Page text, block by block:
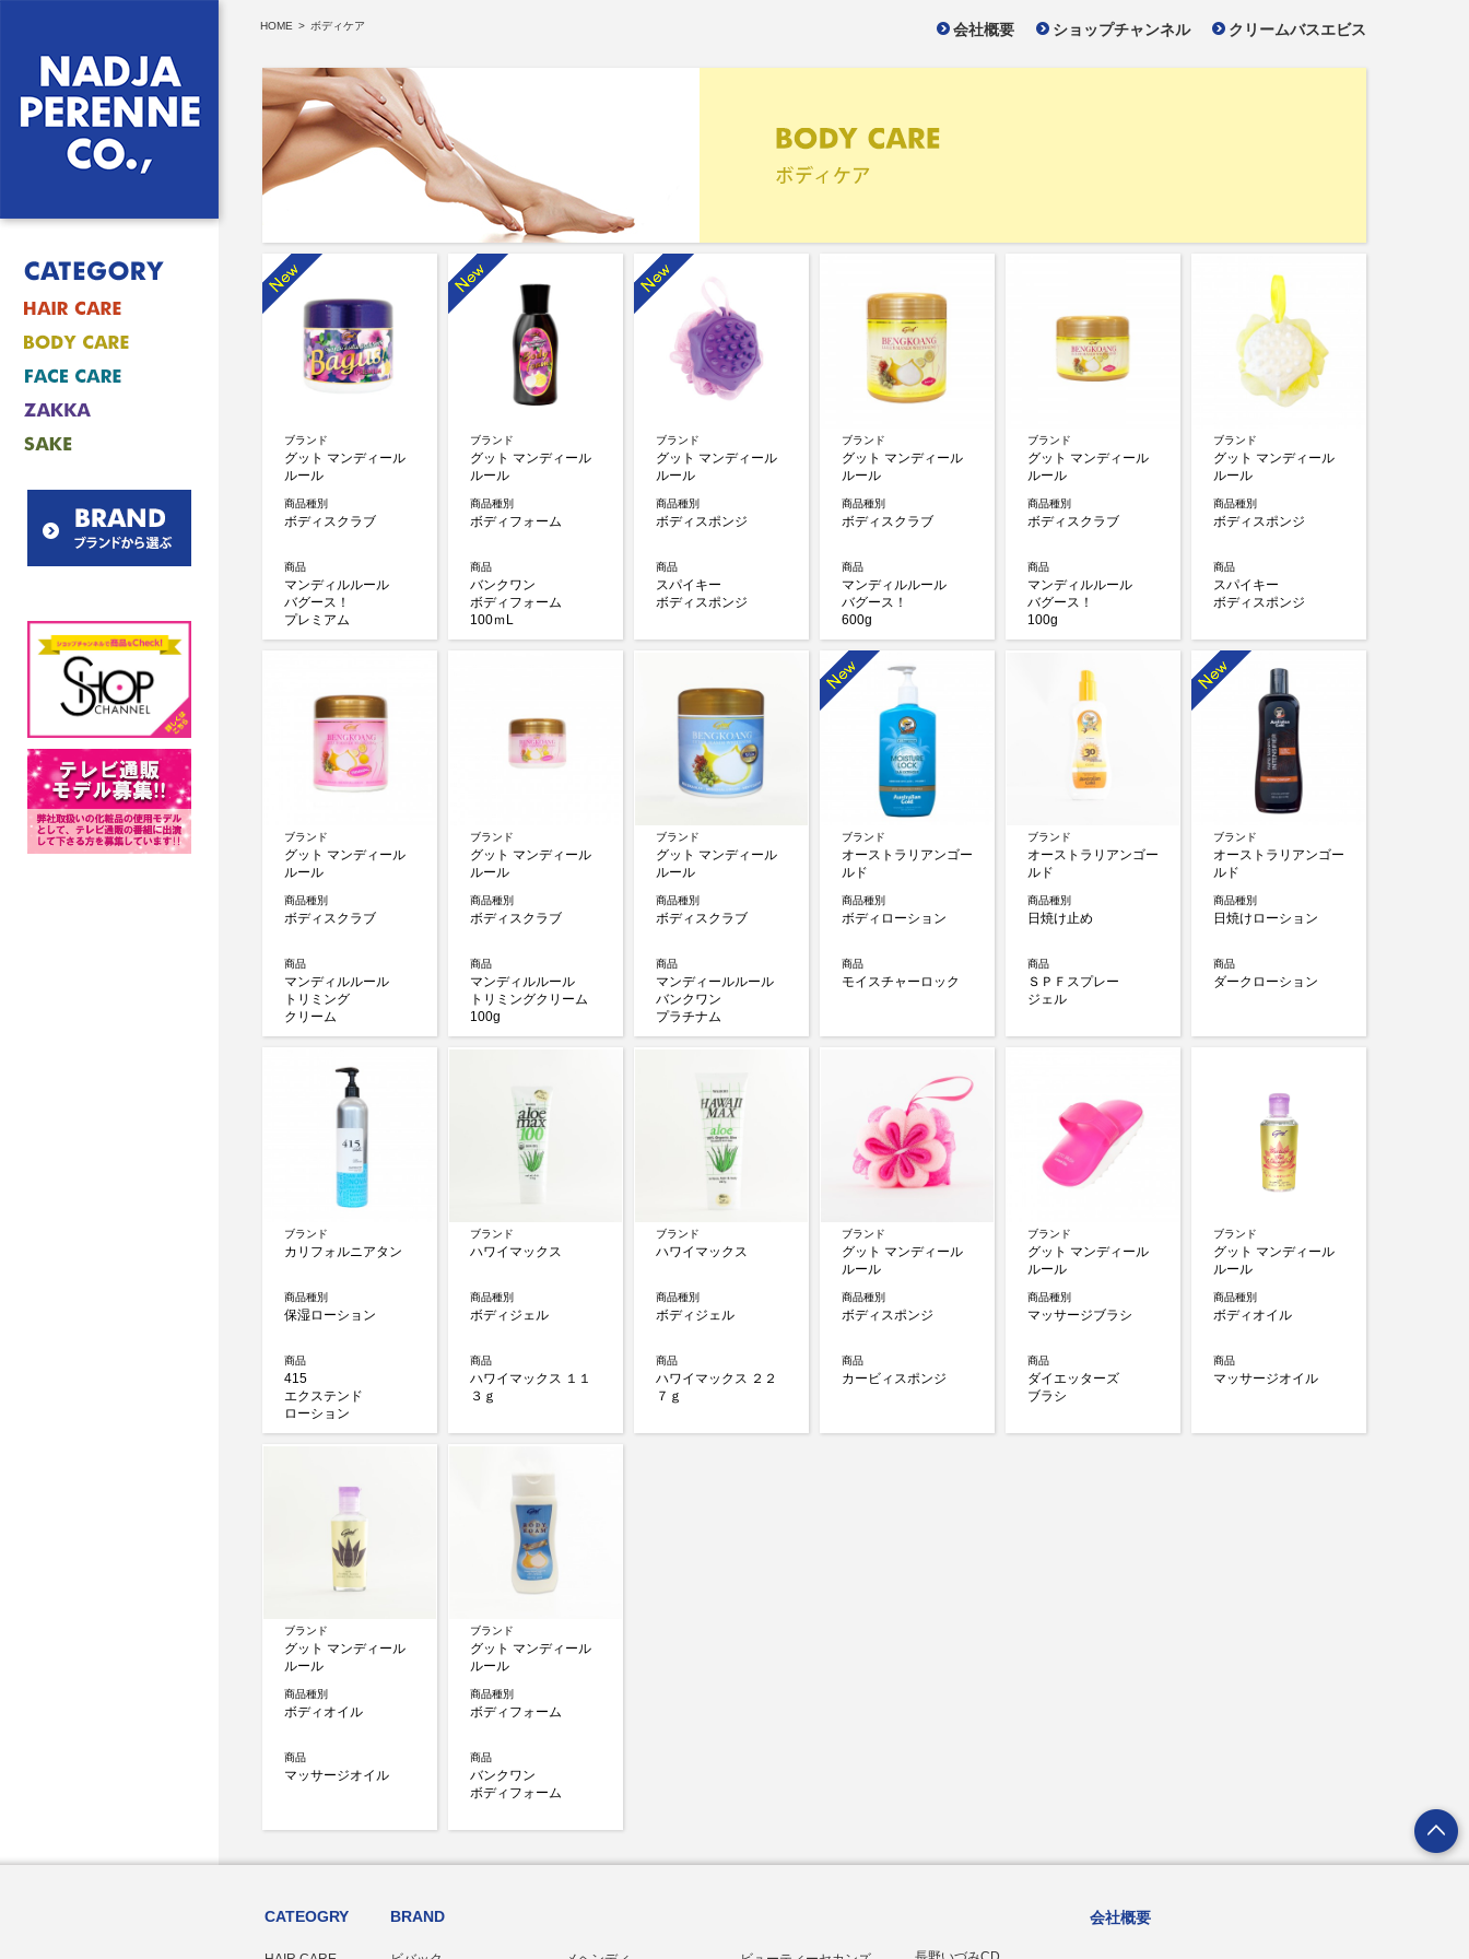
会社概要 ショップチャンネル クリームバスエビス
HOME > ボディケア
ブランド
グット マンディール
ルール
商品種別
ボディスクラブ
商品
マンディルルール
バグース！
プレミアム
ブランド
グット マンディール
ルール
商品種別
ボディフォーム
商品
バンクワン
ボディフォーム
100ｍL
ブランド
グット マンディール
ルール
商品種別
ボディスポンジ
商品
スパイキー
ボディスポンジ
ブランド
グット マンディール
ルール
商品種別
ボディスクラブ
商品
マンディルルール
バグース！
600g
ブランド
グット マンディール
ルール
商品種別
ボディスクラブ
商品
マンディルルール
バグース！
100g
ブランド
グット マンディール
ルール
商品種別
ボディスポンジ
商品
スパイキー
ボディスポンジ
ブランド
グット マンディール
ルール
商品種別
ボディスクラブ
商品
マンディルルール
トリミング
クリーム
ブランド
グット マンディール
ルール
商品種別
ボディスクラブ
商品
マンディルルール
トリミングクリーム
100g
ブランド
グット マンディール
ルール
商品種別
ボディスクラブ
商品
マンディールルール
バンクワン
プラチナム
ブランド
オーストラリアンゴー
ルド
商品種別
ボディローション
商品
モイスチャーロック
ブランド
オーストラリアンゴー
ルド
商品種別
日焼け止め
商品
ＳＰＦスプレー
ジェル
ブランド
オーストラリアンゴー
ルド
商品種別
日焼けローション
商品
ダークローション
ブランド
カリフォルニアタン
商品種別
保湿ローション
商品
415
エクステンド
ローション
ブランド
ハワイマックス
商品種別
ボディジェル
商品
ハワイマックス １１
３ｇ
ブランド
ハワイマックス
商品種別
ボディジェル
商品
ハワイマックス ２２
７ｇ
ブランド
グット マンディール
ルール
商品種別
ボディスポンジ
商品
カービィスポンジ
ブランド
グット マンディール
ルール
商品種別
マッサージブラシ
商品
ダイエッターズ
ブラシ
ブランド
グット マンディール
ルール
商品種別
ボディオイル
商品
マッサージオイル
ブランド
グット マンディール
ルール
商品種別
ボディオイル
商品
マッサージオイル
ブランド
グット マンディール
ルール
商品種別
ボディフォーム
商品
バンクワン
ボディフォーム
CATEOGRY BRAND 会社概要